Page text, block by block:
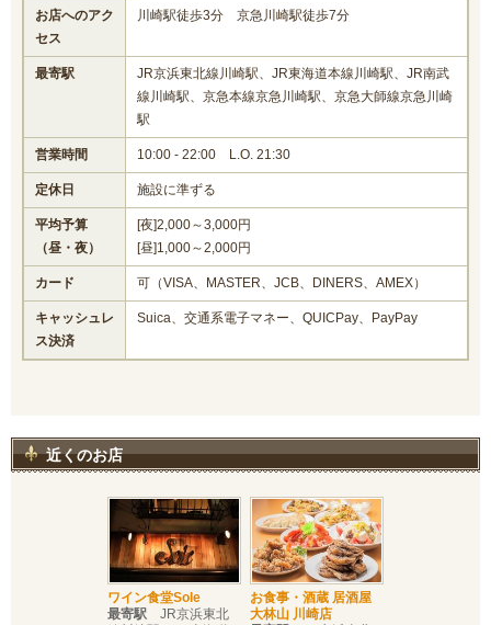
お店へのアク
セス
川崎駅徒歩3分 京急川崎駅徒歩7分
最寄駅
JR京浜東北線川崎駅、JR東海道本線川崎駅、JR南武
線川崎駅、京急本線京急川崎駅、京急大師線京急川崎
駅
営業時間 10:00 - 22:00 L.O. 21:30
定休日 施設に準ずる
平均予算
（昼・夜）
[夜]2,000～3,000円
[昼]1,000～2,000円
カード 可（VISA、MASTER、JCB、DINERS、AMEX）
キャッシュレ
ス決済
Suica、交通系電子マネー、QUICPay、PayPay
近くのお店
ワイン食堂Sole
最寄駅 JR京浜東北
お食事・酒蔵 居酒屋
大林山 川崎店